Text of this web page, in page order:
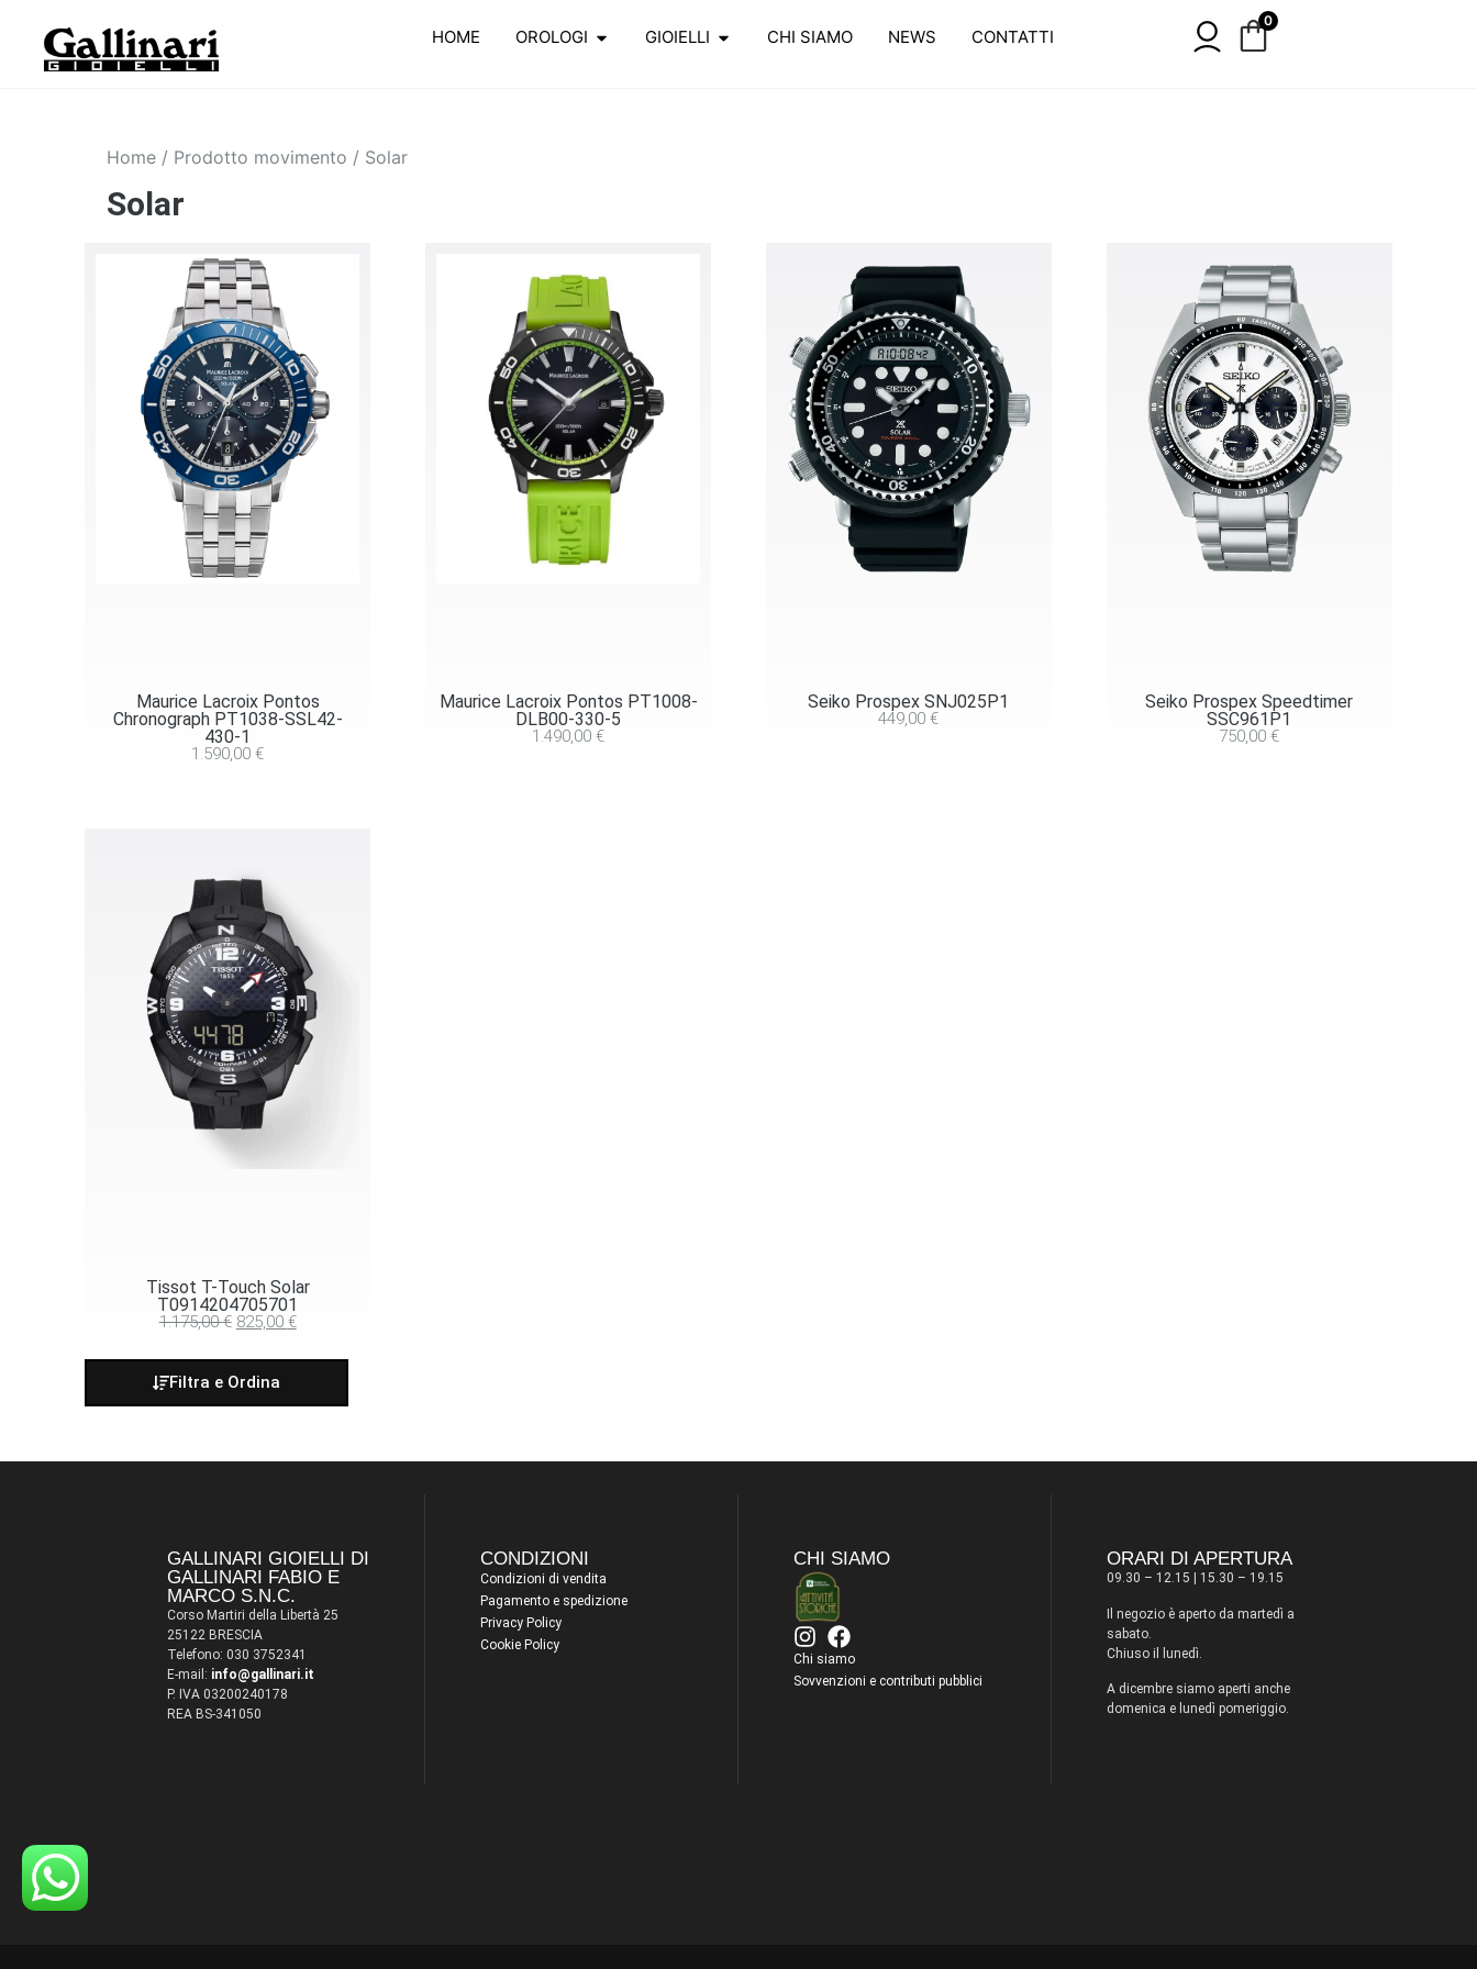
HOME OROLOGI GIOIELLI CHI SIAMO NEWS CONTATTI
0
Home / Prodotto movimento / Solar
Solar
Maurice Lacroix Pontos
Chronograph PT1038-SSL42-
430-1
1.590,00€
Maurice Lacroix Pontos PT1008-
DLB00-330-5
1.490,00€
Seiko Prospex SNJ025P1
449,00€
Seiko Prospex Speedtimer
SSC961P1
750,00€
Tissot T-Touch Solar
T0914204705701
1.175,00€ 825,00 €
Filtra e Ordina
GALLINARI GIOIELLI DI
GALLINARI FABIO E
MARCO S.N.C.
Corso Martiri della Libertà 25
25122 BRESCIA
Telefono: 030 3752341
E-mail: info@gallinari.it
P. IVA 03200240178
REA BS-341050
CONDIZIONI
Condizioni di vendita
Pagamento e spedizione
Privacy Policy
Cookie Policy
CHI SIAMO
Chi siamo
Sovvenzioni e contributi pubblici
ORARI DI APERTURA
09.30 – 12.15 | 15.30 – 19.15
Il negozio è aperto da martedì a
sabato.
Chiuso il lunedì.
A dicembre siamo aperti anche
domenica e lunedì pomeriggio.